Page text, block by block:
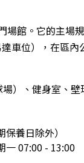
場館。它的主場
車位），在區
）、健身室、壁
養日除外）
一 07:00 - 13:00